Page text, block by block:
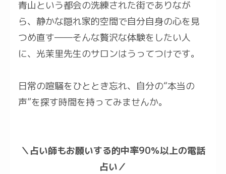
青山という都会の洗練された街でありなが
ら、静かな隠れ家的空間で自分自身の心を見
つめ直す――そんな贅沢な体験をしたい人
に、光茉里先生のサロンはうってつけです。
日常の喧騒をひととき忘れ、自分の“本当の
声”を探す時間を持ってみませんか。
＼占い師もお願いする的中率90％以上の電話
占い／